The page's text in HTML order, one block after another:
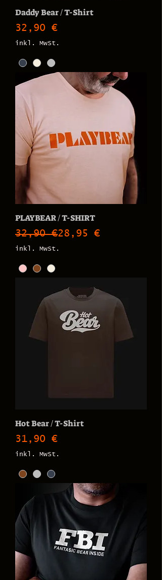
Daddy Bear / T-Shirt
Preis
32,90 €
inkl. MwSt.
PLAYBEAR / T-SHIRT
Standardpreis
32,90 €
Sale-Preis28,95 €
inkl. MwSt.
Hot Bear / T-Shirt
Preis
31,90 €
inkl. MwSt.